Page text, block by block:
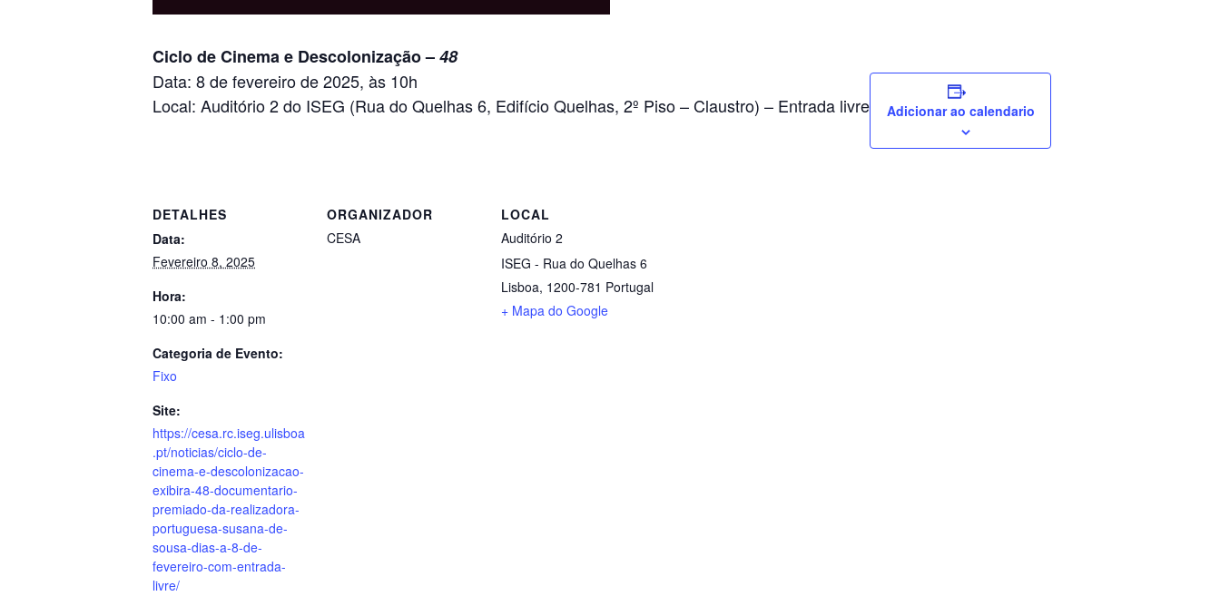
Ciclo de Cinema e Descolonização –48
Data: 8 de fevereiro de 2025, às 10h
Local: Auditório 2 do ISEG (Rua do Quelhas 6, Edifício Quelhas, 2º Piso – Claustro) – Entrada livre
Adicionar ao calendario
DETALHES
Data:
Fevereiro 8, 2025
Hora:
10:00 am - 1:00 pm
Categoria de Evento:
Fixo
Site:
https://cesa.rc.iseg.ulisboa
.pt/noticias/ciclo-de-
cinema-e-descolonizacao-
exibira-48-documentario-
premiado-da-realizadora-
portuguesa-susana-de-
sousa-dias-a-8-de-
fevereiro-com-entrada-
livre/
ORGANIZADOR
CESA
LOCAL
Auditório 2
ISEG - Rua do Quelhas 6
Lisboa, 1200-781 Portugal
+ Mapa do Google